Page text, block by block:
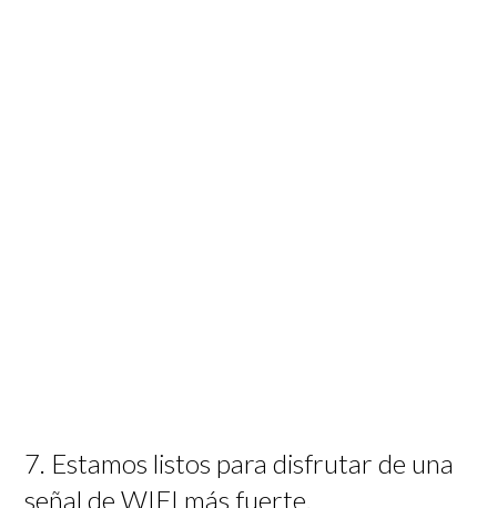
7. Estamos listos para disfrutar de una
señal de WIFI más fuerte.